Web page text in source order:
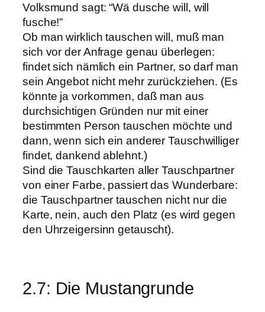
Volksmund sagt: “Wä dusche will, will
fusche!”
Ob man wirklich tauschen will, muß man
sich vor der Anfrage genau überlegen:
findet sich nämlich ein Partner, so darf man
sein Angebot nicht mehr zurückziehen. (Es
könnte ja vorkommen, daß man aus
durchsichtigen Gründen nur mit einer
bestimmten Person tauschen möchte und
dann, wenn sich ein anderer Tauschwilliger
findet, dankend ablehnt.)
Sind die Tauschkarten aller Tauschpartner
von einer Farbe, passiert das Wunderbare:
die Tauschpartner tauschen nicht nur die
Karte, nein, auch den Platz (es wird gegen
den Uhrzeigersinn getauscht).
2.7: Die Mustangrunde